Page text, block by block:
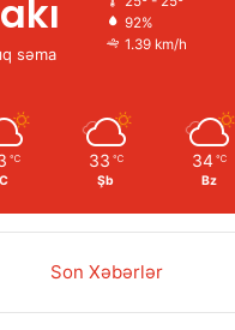
səma
92%
1.39 km/h
℃
C
33 ℃
Şb
34 ℃
Bz
Son Xəbərlər